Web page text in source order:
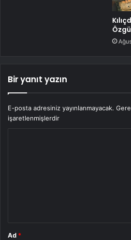
Bir yanıt yazın
E-posta adresiniz yayınlanmayacak.
işaretlenmişlerdir
Ad *